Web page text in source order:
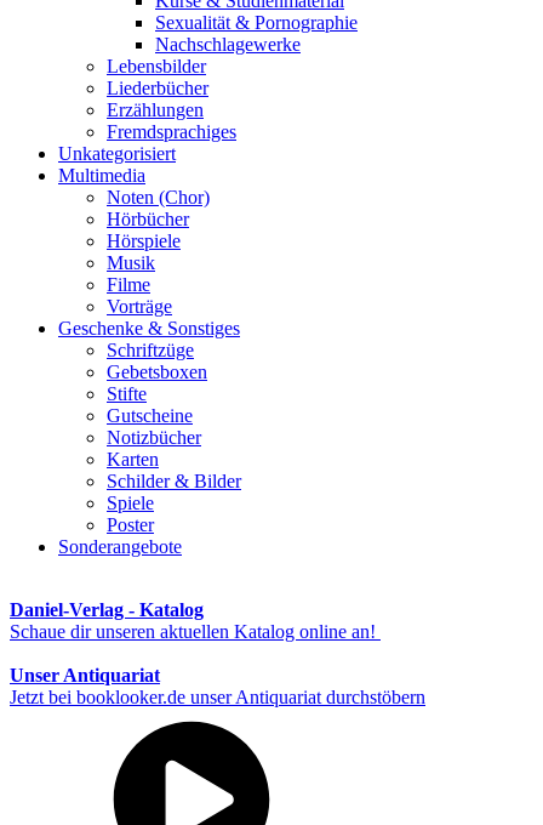
Sexualität & Pornographie
Nachschlagewerke
Lebensbilder
Liederbücher
Erzählungen
Fremdsprachiges
Unkategorisiert
Multimedia
Noten (Chor)
Hörbücher
Hörspiele
Musik
Filme
Vorträge
Geschenke & Sonstiges
Schriftzüge
Gebetsboxen
Stifte
Gutscheine
Notizbücher
Karten
Schilder & Bilder
Spiele
Poster
Sonderangebote
Daniel-Verlag - Katalog
Schaue dir unseren aktuellen Katalog online an!
Unser Antiquariat
Jetzt bei booklooker.de unser Antiquariat durchstöbern